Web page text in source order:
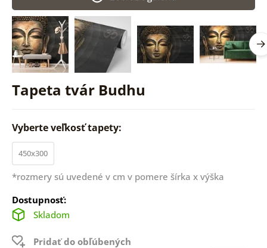
Tapeta tvár Budhu
Vyberte veľkosť tapety:
450x300
*rozmery sú uvedené v cm v pomere šírka x výška
Dostupnosť:
Skladom
Pridať do obľúbených